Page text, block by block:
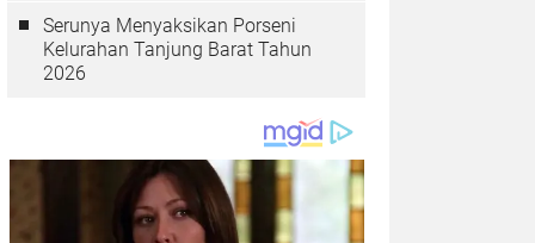
Serunya Menyaksikan Porseni
Kelurahan Tanjung Barat Tahun
2026